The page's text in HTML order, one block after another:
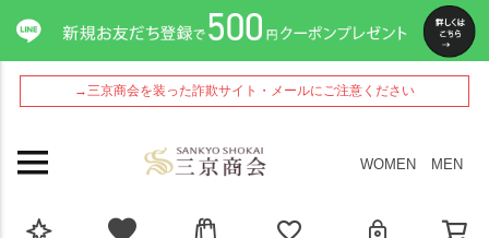
→三京商会を装った詐欺サイト・メールにご注意ください
WOMEN MEN
ペー
ジト
ップ
へ